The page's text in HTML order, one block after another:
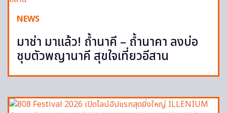
NEWS
มาช่า มาแล้ว! ถ้ำนาคี – ถ้ำนาคา ลงบ่อ
ชุบตัวพญานาคี สุขใจเที่ยวอีสาน